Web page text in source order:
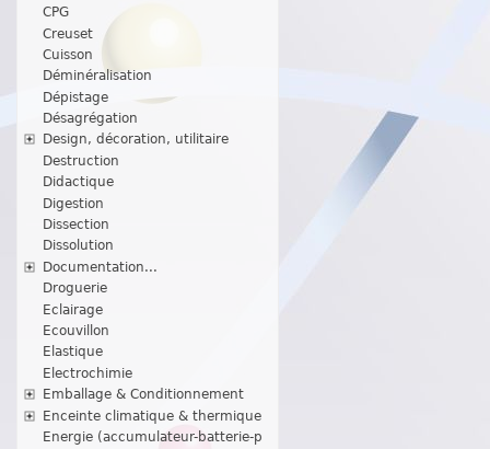
CPG
Creuset
Cuisson
Déminéralisation
Dépistage
Désagrégation
Design, décoration, utilitaire
Destruction
Didactique
Digestion
Dissection
Dissolution
Documentation...
Droguerie
Eclairage
Ecouvillon
Elastique
Electrochimie
Emballage & Conditionnement
Enceinte climatique & thermique
Energie (accumulateur-batterie-p